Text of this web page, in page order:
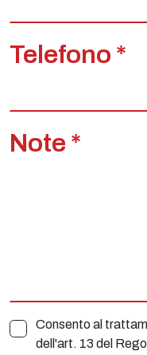
Telefono *
Note *
Consento al
dell'art. 13 del